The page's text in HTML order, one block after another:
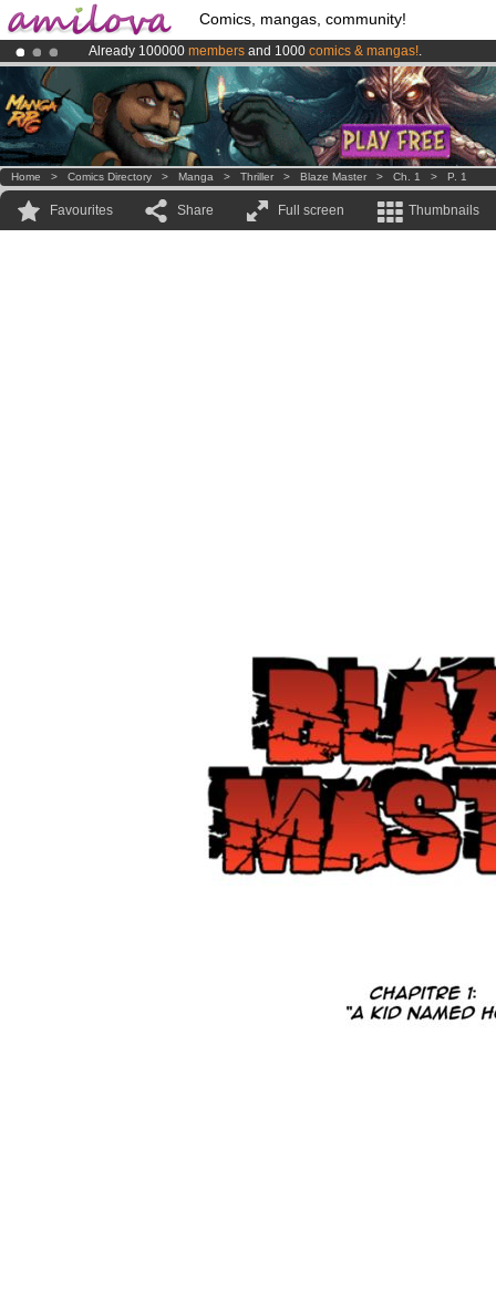
Comics, mangas, community!
Already 100000 members and 1000 comics & mangas!.
Premium membership from3.95 eurosper month !Get membership
AmilovaKickstarter is now LIVE!.
Home > Comics Directory > Manga > Thriller > Blaze Master > Ch. 1 > P. 1
Favourites Share Full screen Thumbnails